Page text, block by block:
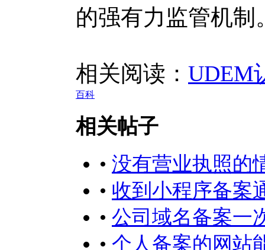
的强有力监管机制
相关阅读： UDEM
百科
相关帖子
• 没有营业执照的
• 收到小程序备案
• 公司域名备案一
• 个人备案的网站